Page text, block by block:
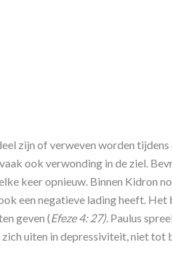
zijn of verweven worden
ook verwonding in de ziel.
keer opnieuw. Binnen Kidron
een negatieve lading heeft.
geven (Efeze 4: 27). Paulus
uiten in depressiviteit, niet